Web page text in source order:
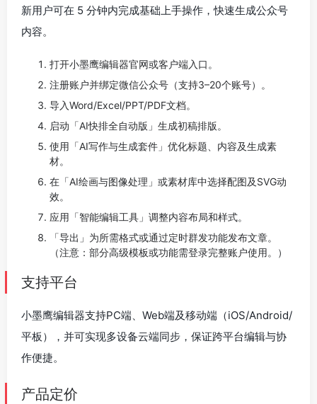
新用户可在 5 分钟内完成基础上手操作，快速生成公众号
内容。
打开小墨鹰编辑器官网或客户端入口。
注册账户并绑定微信公众号（支持3–20个账号）。
导入Word/Excel/PPT/PDF文档。
启动「AI快排全自动版」生成初稿排版。
使用「AI写作与生成套件」优化标题、内容及生成素
材。
在「AI绘画与图像处理」或素材库中选择配图及SVG动
效。
应用「智能编辑工具」调整内容布局和样式。
「导出」为所需格式或通过定时群发功能发布文章。
（注意：部分高级模板或功能需登录完整账户使用。）
支持平台
小墨鹰编辑器支持PC端、Web端及移动端（iOS/Android/
平板），并可实现多设备云端同步，保证跨平台编辑与协
作便捷。
产品定价